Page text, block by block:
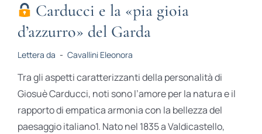
Carducci e la «pia gioia
d’azzurro» del Garda
Lettera da - Cavallini Eleonora
Tra gli aspetti caratterizzanti della personalità di
Giosuè Carducci, noti sono l’amore per la natura e il
rapporto di empatica armonia con la bellezza del
paesaggio italiano1. Nato nel 1835 a Valdicastello,